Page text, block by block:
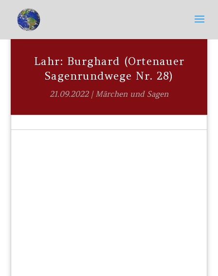
Lahr: Burghard (Ortenauer
Sagenrundwege Nr. 28)
21.09.2022| Märchen und Sagen